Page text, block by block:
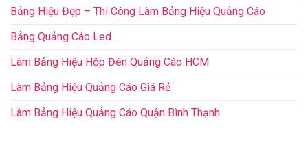
Bảng Hiệu Đẹp – Thi Công Làm Bảng Hiệu Quảng Cáo
Bảng Quảng Cáo Led
Làm Bảng Hiệu Hộp Đèn Quảng Cáo HCM
Làm Bảng Hiệu Quảng Cáo Giá Rẻ
Làm Bảng Hiệu Quảng Cáo Quận Bình Thạnh